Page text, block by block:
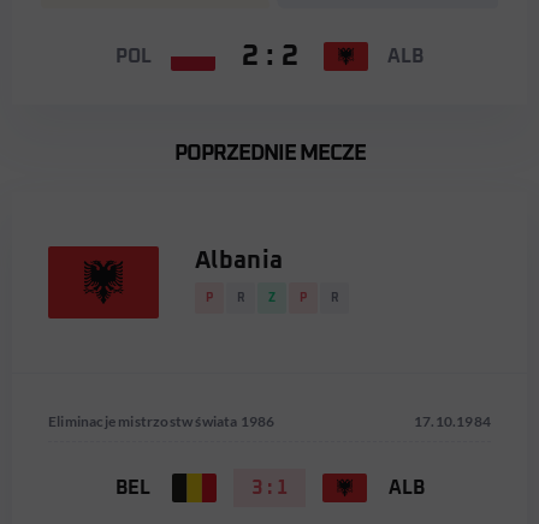
POL 2 : 2 ALB
POPRZEDNIE MECZE
Albania
P R Z P R
Eliminacje mistrzostw świata 1986 17.10.1984
BEL 3 : 1 ALB